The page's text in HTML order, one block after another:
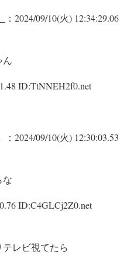
：2024/09/10(火) 12:34:29.06
ん
ID:TtNNEH2f0.net
：2024/09/10(火) 12:30:03.53
な
ID:C4GLCj2Z0.net
レビ視てたら